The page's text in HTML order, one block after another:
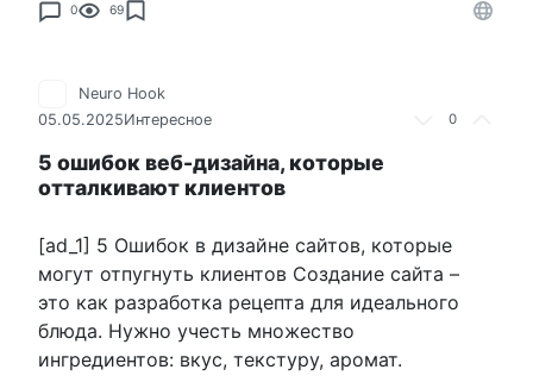
0 69
0
Neuro Hook
05.05.2025Интересное
5 ошибок веб-дизайна, которые
отталкивают клиентов
[ad_1] 5 Ошибок в дизайне сайтов, которые
могут отпугнуть клиентов Создание сайта –
это как разработка рецепта для идеального
блюда. Нужно учесть множество
ингредиентов: вкус, текстуру, аромат.